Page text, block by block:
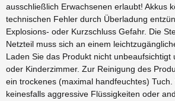
ausschließlich Erwachsenen erlaubt! Akkus
technischen Fehler durch Überladung
Explosions- oder Kurzschluss Gefahr. Die
Netzteil muss sich an einem
Laden Sie das Produkt nicht unbeaufsichtigt
oder Kinderzimmer. Zur Reinigung des
ein trockenes (maximal handfeuchtes) Tuch.
keinesfalls aggressive Flüssigkeiten oder